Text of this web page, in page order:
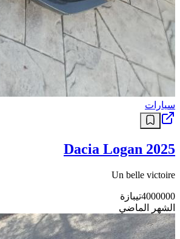
سيارات
Dacia Logan 2025
Un belle victoire
4000000تيبازة
الشهر الماضي